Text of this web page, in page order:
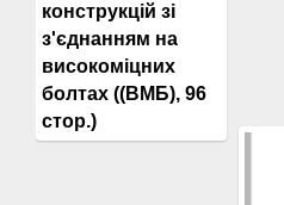
конструкцій зі
з'єднанням на
високоміцних
болтах ((ВМБ), 96
стор.)